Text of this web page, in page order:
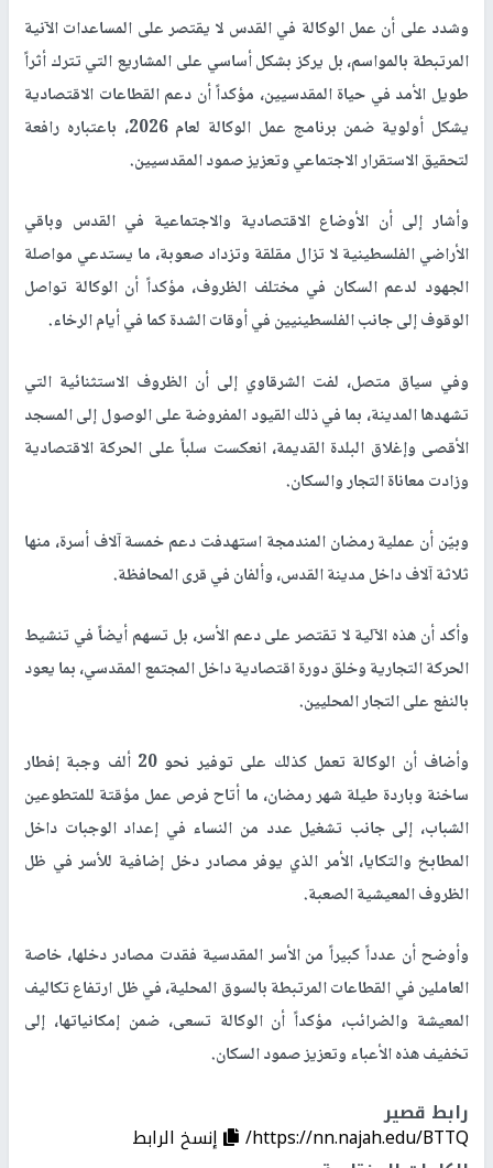
وشدد على أن عمل الوكالة في القدس لا يقتصر على المساعدات الآنية
المرتبطة بالمواسم، بل يركز بشكل أساسي على المشاريع التي تترك أثراً
طويل الأمد في حياة المقدسيين، مؤكداً أن دعم القطاعات الاقتصادية
يشكل أولوية ضمن برنامج عمل الوكالة لعام 2026، باعتباره رافعة
لتحقيق الاستقرار الاجتماعي وتعزيز صمود المقدسيين.
وأشار إلى أن الأوضاع الاقتصادية والاجتماعية في القدس وباقي
الأراضي الفلسطينية لا تزال مقلقة وتزداد صعوبة، ما يستدعي مواصلة
الجهود لدعم السكان في مختلف الظروف، مؤكداً أن الوكالة تواصل
الوقوف إلى جانب الفلسطينيين في أوقات الشدة كما في أيام الرخاء.
وفي سياق متصل، لفت الشرقاوي إلى أن الظروف الاستثنائية التي
تشهدها المدينة، بما في ذلك القيود المفروضة على الوصول إلى المسجد
الأقصى وإغلاق البلدة القديمة، انعكست سلباً على الحركة الاقتصادية
وزادت معاناة التجار والسكان.
وبيّن أن عملية رمضان المندمجة استهدفت دعم خمسة آلاف أسرة، منها
ثلاثة آلاف داخل مدينة القدس، وألفان في قرى المحافظة.
وأكد أن هذه الآلية لا تقتصر على دعم الأسر، بل تسهم أيضاً في تنشيط
الحركة التجارية وخلق دورة اقتصادية داخل المجتمع المقدسي، بما يعود
بالنفع على التجار المحليين.
وأضاف أن الوكالة تعمل كذلك على توفير نحو 20 ألف وجبة إفطار
ساخنة وباردة طيلة شهر رمضان، ما أتاح فرص عمل مؤقتة للمتطوعين
الشباب، إلى جانب تشغيل عدد من النساء في إعداد الوجبات داخل
المطابخ والتكايا، الأمر الذي يوفر مصادر دخل إضافية للأسر في ظل
الظروف المعيشية الصعبة.
وأوضح أن عدداً كبيراً من الأسر المقدسية فقدت مصادر دخلها، خاصة
العاملين في القطاعات المرتبطة بالسوق المحلية، في ظل ارتفاع تكاليف
المعيشة والضرائب، مؤكداً أن الوكالة تسعى، ضمن إمكانياتها، إلى
تخفيف هذه الأعباء وتعزيز صمود السكان.
رابط قصير
https://nn.najah.edu/BTTQ/
إنسخ الرابط